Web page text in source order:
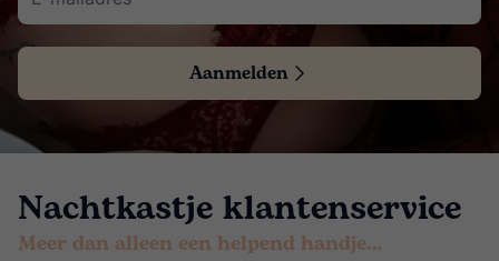
Aanmelden
Nachtkastje klantenservice
Meer dan alleen een helpend handje…